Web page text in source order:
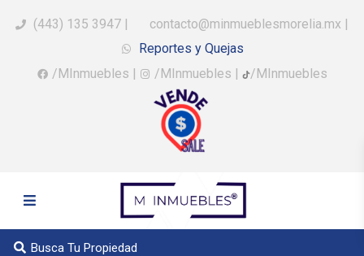
(443) 135 3947 | contacto@minmueblesmorelia.mx |
Reportes y Quejas
/MInmuebles | /MInmuebles | /MInmuebles
Busca Tu Propiedad